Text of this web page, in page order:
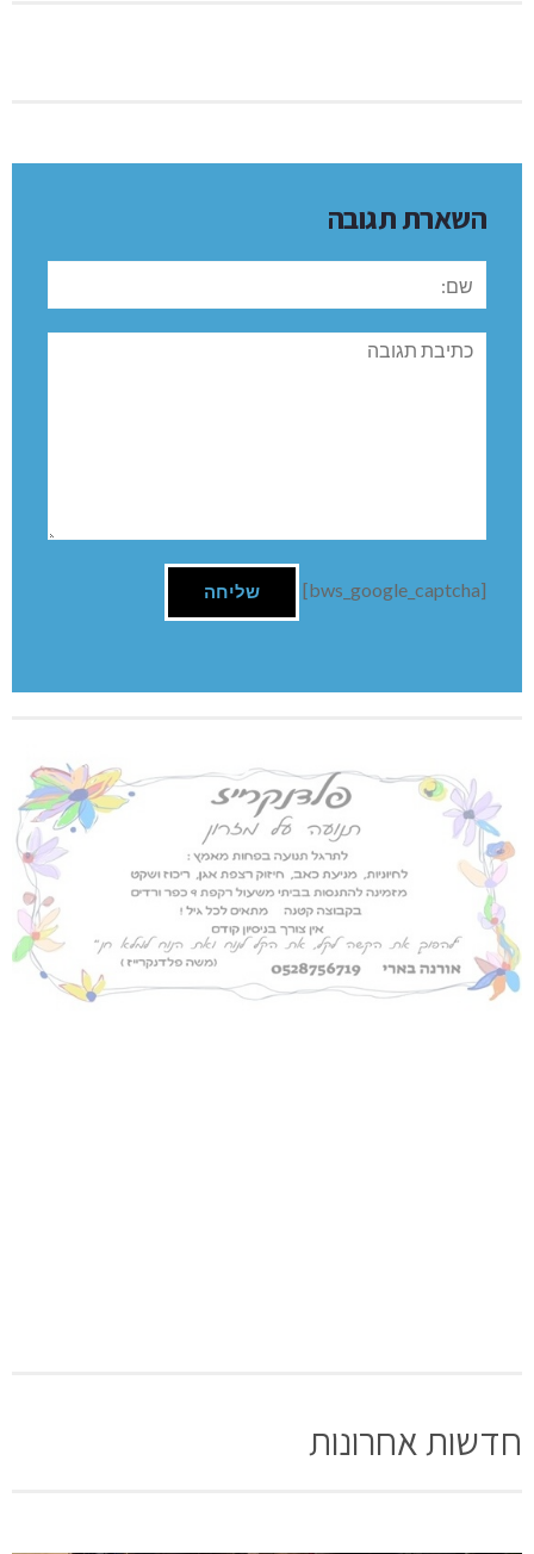
השארת תגובה
שם:
תגובה
[bws_google_captcha]
חדשות אחרונות